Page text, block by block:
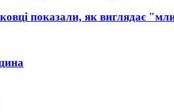
показали, як виглядає